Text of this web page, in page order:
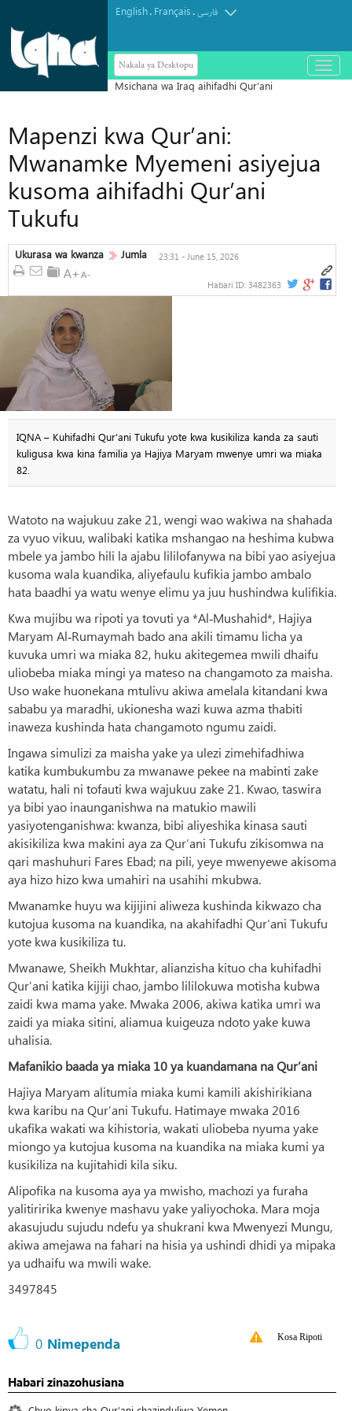
English. Français.فارسی
Nakala ya Desktopu
باز
و
Mapenzi kwa Qur’ani:
Mwanamke Myemeni asiyejua
kusoma aihifadhi Qur’ani
Tukufu
Ukurasa wa kwanza Jumla 23:31 - June 15, 2026
Habari ID: 3482363
IQNA – Kuhifadhi Qur’ani Tukufu yote kwa kusikiliza kanda za sauti
kuligusa kwa kina familia ya Hajiya Maryam mwenye umri wa miaka
82.
Watoto na wajukuu zake 21, wengi wao wakiwa na shahada
za vyuo vikuu, walibaki katika mshangao na heshima kubwa
mbele ya jambo hili la ajabu lililofanywa na bibi yao asiyejua
kusoma wala kuandika, aliyefaulu kufikia jambo ambalo
hata baadhi ya watu wenye elimu ya juu hushindwa kulifikia.
Kwa mujibu wa ripoti ya tovuti ya *Al‑Mushahid*, Hajiya
Maryam Al‑Rumaymah bado ana akili timamu licha ya
kuvuka umri wa miaka 82, huku akitegemea mwili dhaifu
uliobeba miaka mingi ya mateso na changamoto za maisha.
Uso wake huonekana mtulivu akiwa amelala kitandani kwa
sababu ya maradhi, ukionesha wazi kuwa azma thabiti
inaweza kushinda hata changamoto ngumu zaidi.
Ingawa simulizi za maisha yake ya ulezi zimehifadhiwa
katika kumbukumbu za mwanawe pekee na mabinti zake
watatu, hali ni tofauti kwa wajukuu zake 21. Kwao, taswira
ya bibi yao inaunganishwa na matukio mawili
yasiyotenganishwa: kwanza, bibi aliyeshika kinasa sauti
akisikiliza kwa makini aya za Qur’ani Tukufu zikisomwa na
qari mashuhuri Fares Ebad; na pili, yeye mwenyewe akisoma
aya hizo hizo kwa umahiri na usahihi mkubwa.
Mwanamke huyu wa kijijini aliweza kushinda kikwazo cha
kutojua kusoma na kuandika, na akahifadhi Qur’ani Tukufu
yote kwa kusikiliza tu.
Mwanawe, Sheikh Mukhtar, alianzisha kituo cha kuhifadhi
Qur’ani katika kijiji chao, jambo lililokuwa motisha kubwa
zaidi kwa mama yake. Mwaka 2006, akiwa katika umri wa
zaidi ya miaka sitini, aliamua kuigeuza ndoto yake kuwa
uhalisia.
Mafanikio baada ya miaka 10 ya kuandamana na Qur’ani
Hajiya Maryam alitumia miaka kumi kamili akishirikiana
kwa karibu na Qur’ani Tukufu. Hatimaye mwaka 2016
ukafika wakati wa kihistoria, wakati uliobeba nyuma yake
miongo ya kutojua kusoma na kuandika na miaka kumi ya
kusikiliza na kujitahidi kila siku.
Alipofika na kusoma aya ya mwisho, machozi ya furaha
yalitiririka kwenye mashavu yake yaliyochoka. Mara moja
akasujudu sujudu ndefu ya shukrani kwa Mwenyezi Mungu,
akiwa amejawa na fahari na hisia ya ushindi dhidi ya mipaka
ya udhaifu wa mwili wake.
3497845
0 Nimependa Kosa Ripoti
Habari zinazohusiana